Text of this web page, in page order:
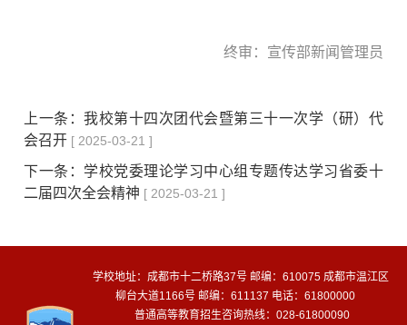
终审：宣传部新闻管理员
上一条：我校第十四次团代会暨第三十一次学（研）代
会召开 [ 2025-03-21 ]
下一条： 学校党委理论学习中心组专题传达学习省委十
二届四次全会精神 [ 2025-03-21 ]
学校地址：成都市十二桥路37号 邮编：610075 成都市温江区
柳台大道1166号 邮编：611137 电话：61800000
普通高等教育招生咨询热线：028-61800090